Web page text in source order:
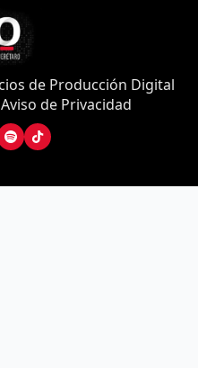
de Producción Digital
de Privacidad